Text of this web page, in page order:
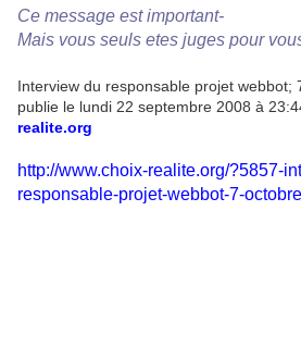
Ce message est important-
Mais vous seuls etes juges pour
Interview du responsable projet webbot;
publie le lundi 22 septembre 2008 à
realite.org
http://www.choix-realite.org/?5857-
responsable-projet-webbot-7-